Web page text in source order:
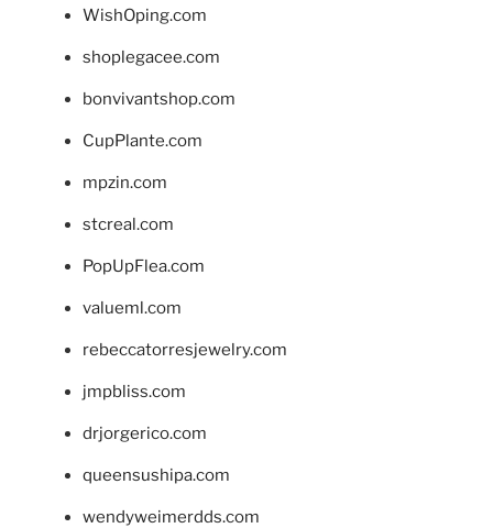
WishOping.com
shoplegacee.com
bonvivantshop.com
CupPlante.com
mpzin.com
stcreal.com
PopUpFlea.com
valueml.com
rebeccatorresjewelry.com
jmpbliss.com
drjorgerico.com
queensushipa.com
wendyweimerdds.com